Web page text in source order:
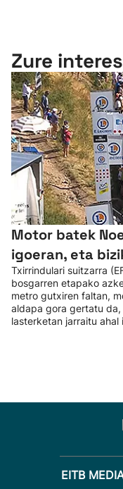
Zure
Motor batek
igoeran, eta
Txirrindulari suitzarra
bosgarren etapako
metro gutxiren faltan,
aldapa gora gertatu
lasterketan jarraitu
EITB